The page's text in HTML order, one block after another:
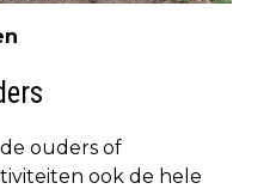
ouders of
ook de hele